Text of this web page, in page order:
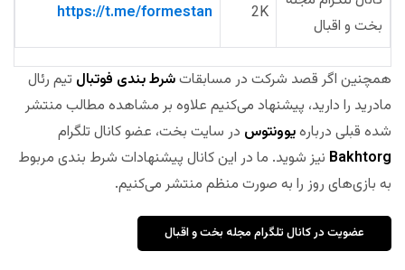
بخت و اقبال
2K
https://t.me/formestan
همچنین اگر قصد شرکت در مسابقاتشرط بندی فوتبال تیم رئال
مادرید را دارید، پیشنهاد می‌کنیم علاوه بر مشاهده مطالب منتشر
شده قبلی دربارهیوونتوس در سایت بخت، عضو کانال تلگرام
Bakhtorg نیز شوید. ما در این کانال پیشنهادات شرط بندی مربوط
به بازی‌های روز را به صورت منظم منتشر می‌کنیم.
عضویت در کانال تلگرام مجله بخت و اقبال